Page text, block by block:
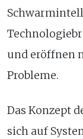
und eröffnen
Probleme.
Das Konzept
sich auf